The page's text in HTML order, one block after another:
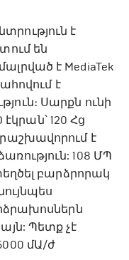
է
են
է MediaTek
է
Սարքն ունի
էկրան՝ 120 Հց
է
108 ՄՊ
բարձրորակ
Պետք չէ
մԱ/ժ